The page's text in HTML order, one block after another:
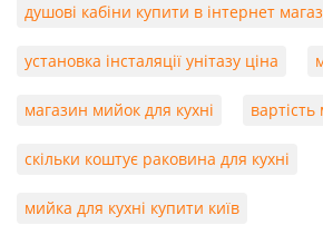
душові кабіни купити в інтернет
установка інсталяції унітазу ціна
магазин мийок для кухні
скільки коштує раковина для кухні
мийка для кухні купити київ